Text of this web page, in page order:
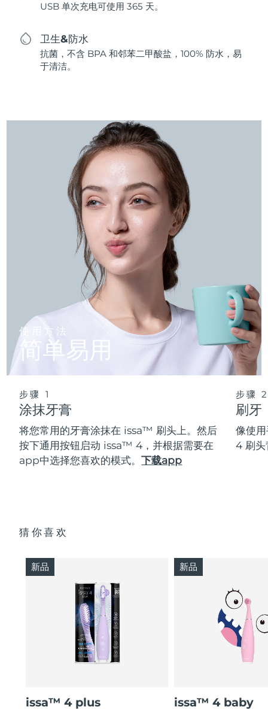
USB 单次充电可使用 365 天。
卫生&防水
抗菌，不含 BPA 和邻苯二甲酸盐，100% 防水，易
于清洁。
使用方法
简单易用
步骤 1
涂抹牙膏
将您常用的牙膏涂抹在 issa™ 刷头上。然后
按下通用按钮启动 issa™ 4，并根据需要在
app中选择您喜欢的模式。下载app
步骤
刷牙
像使
4 刷头
猜你喜欢
issa™ 4 plus
新品
issa™ 4 baby
新品